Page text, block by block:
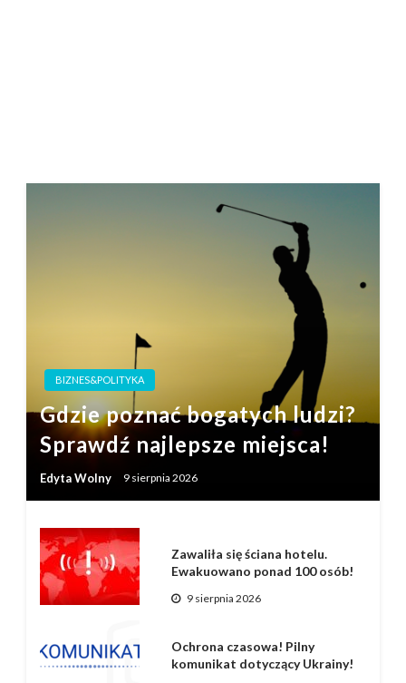
BIZNES&POLITYKA
Gdzie poznać bogatych ludzi?
Sprawdź najlepsze miejsca!
Edyta Wolny 9 sierpnia 2026
Zawaliła się ściana hotelu.
Ewakuowano ponad 100 osób!
9 sierpnia 2026
Ochrona czasowa! Pilny
komunikat dotyczący Ukrainy!